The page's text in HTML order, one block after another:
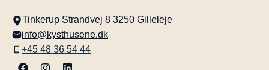
Tinkerup Strandvej 8 3250 Gilleleje
info​@kysthusene.dk
+45 48 36 54 44